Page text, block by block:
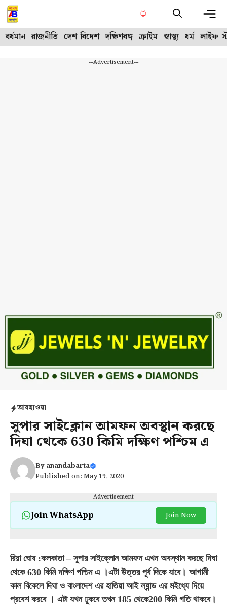
Skip
to
content
বর্ধমান রাজনীতি দেশ-বিদেশ দক্ষিণবঙ্গ ক্রাইম স্বাস্থ্য ধর্ম লাইফ-
---Advertisement---
আবহাওয়া
সুপার সাইক্লোন আমফন অবস্থান করছে
দিঘা থেকে 630 কিমি দক্ষিণ পশ্চিম এ
Byanandabarta
Published on: May 19, 2020
---Advertisement---
Join WhatsApp Join Now
রিয়া ঘোষ :কলকাতা – সুপার সাইক্লোন আমফন এখন অবস্থান করছে দিঘা
থেকে 630 কিমি দক্ষিণ পশ্চিম এ ।এটা উত্তর পূর্ব দিকে যাবে। আগামী
কাল বিকেলে দিঘা ও বাংলাদেশ এর হাতিয়া আই ল্যান্ড এর মইধ্যে দিয়ে
প্রবেশ করবে । এটা যখন ঢুকবে তখন 185 থেকে200 কিমি গতি থাকবে।